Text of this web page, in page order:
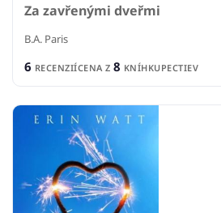
Za zavřenými dveřmi
B.A. Paris
6 RECENZIÍCENA Z 8 KNÍHKUPECTIEV